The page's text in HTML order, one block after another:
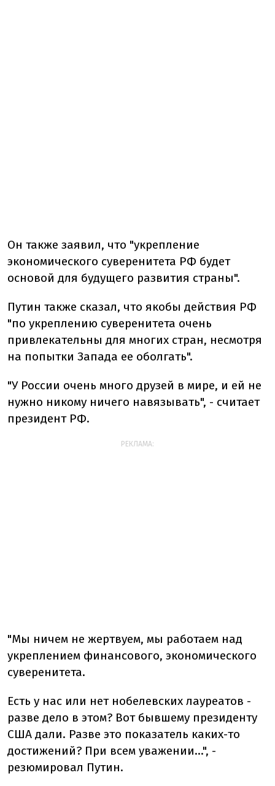
Он также заявил, что "укрепление
экономического суверенитета РФ будет
основой для будущего развития страны".
Путин также сказал, что якобы действия РФ
"по укреплению суверенитета очень
привлекательны для многих стран, несмотря
на попытки Запада ее оболгать".
"У России очень много друзей в мире, и ей не
нужно никому ничего навязывать", - считает
президент РФ.
РЕКЛАМА:
"Мы ничем не жертвуем, мы работаем над
укреплением финансового, экономического
суверенитета.
Есть у нас или нет нобелевских лауреатов -
разве дело в этом? Вот бывшему президенту
США дали. Разве это показатель каких-то
достижений? При всем уважении...", -
резюмировал Путин.